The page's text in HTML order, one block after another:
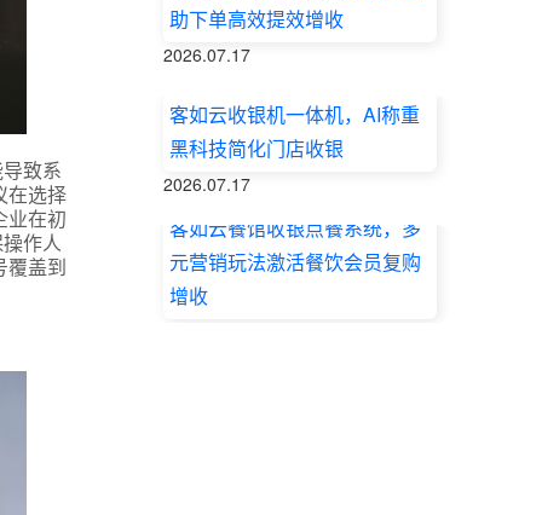
致系
在选择
业在初
作人
覆盖到
助下单高效提效增收
2026.07.17
客如云收银机一体机，AI称重
黑科技简化门店收银
2026.07.17
客如云餐馆收银点餐系统，多
元营销玩法激活餐饮会员复购
增收